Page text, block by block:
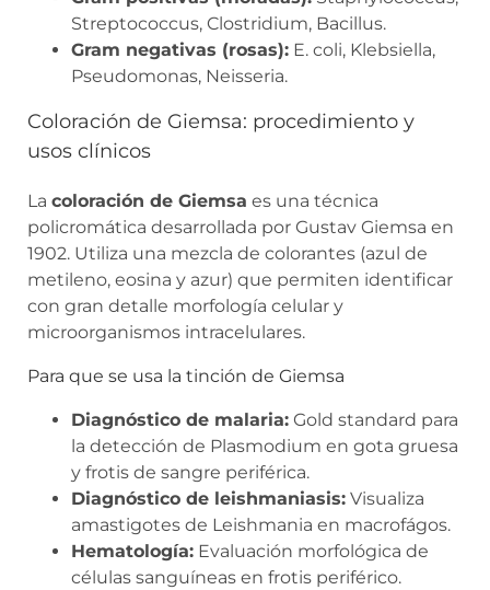
Streptococcus, Clostridium, Bacillus.
Gram negativas (rosas): E. coli, Klebsiella,
Pseudomonas, Neisseria.
Coloración de Giemsa: procedimiento y
usos clínicos
La coloración de Giemsa es una técnica
policromática desarrollada por Gustav Giemsa en
1902. Utiliza una mezcla de colorantes (azul de
metileno, eosina y azur) que permiten identificar
con gran detalle morfología celular y
microorganismos intracelulares.
Para que se usa la tinción de Giemsa
Diagnóstico de malaria: Gold standard para
la detección de Plasmodium en gota gruesa
y frotis de sangre periférica.
Diagnóstico de leishmaniasis: Visualiza
amastigotes de Leishmania en macrofágos.
Hematología: Evaluación morfológica de
células sanguíneas en frotis periférico.